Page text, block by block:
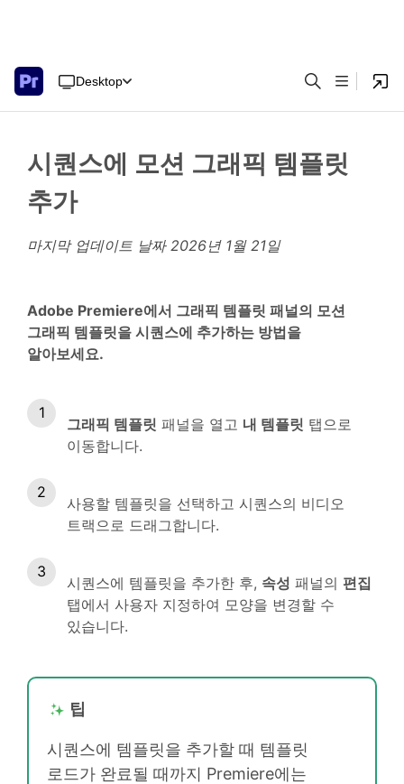
Desktop
시퀀스에 모션 그래픽 템플릿
추가
마지막 업데이트 날짜 2026년 1월 21일
Adobe Premiere에서 그래픽 템플릿 패널의 모션
그래픽 템플릿을 시퀀스에 추가하는 방법을
알아보세요.
그래픽 템플릿 패널을 열고 내 템플릿 탭으로
이동합니다.
사용할 템플릿을 선택하고 시퀀스의 비디오
트랙으로 드래그합니다.
시퀀스에 템플릿을 추가한 후, 속성 패널의 편집
탭에서 사용자 지정하여 모양을 변경할 수
있습니다.
팁
시퀀스에 템플릿을 추가할 때 템플릿
로드가 완료될 때까지 Premiere에는